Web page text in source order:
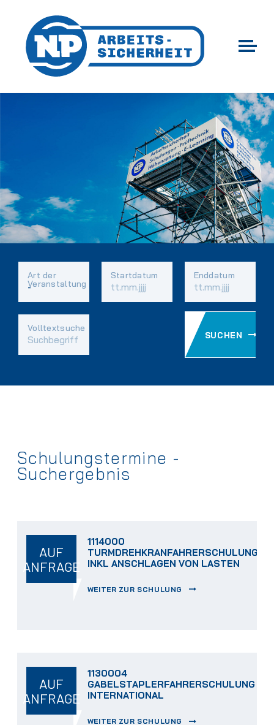
Felder
Art der
Veranstaltung
Startdatum Enddatum
Volltextsuche
SUCHEN
Schulungstermine -
Suchergebnis
AUF
ANFRAGE
1114000
TURMDREHKRANFAHRERSCHULUNG
INKL ANSCHLAGEN VON LASTEN
WEITER ZUR SCHULUNG
AUF
ANFRAGE
1130004
GABELSTAPLERFAHRERSCHULUNG
INTERNATIONAL
WEITER ZUR SCHULUNG